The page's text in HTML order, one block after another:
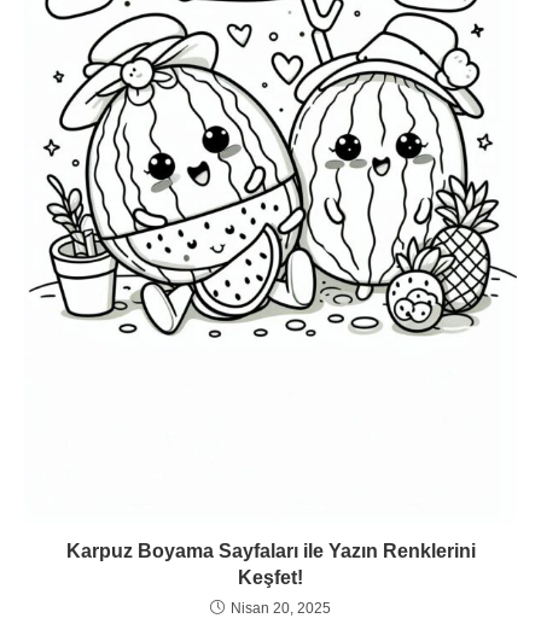
Karpuz Boyama Sayfaları ile Yazın Renklerini
Keşfet!
Nisan 20, 2025